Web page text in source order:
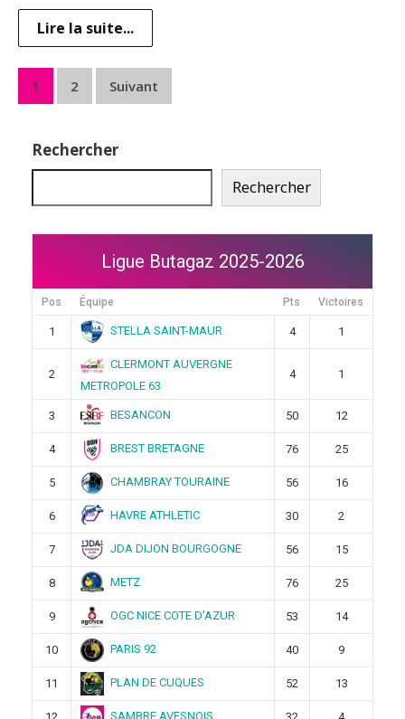
Lire la suite...
Pagination
publications
1 2 Suivant
Rechercher
Rechercher
Ligue Butagaz 2025-2026
Pos Équipe Pts Victoires
1 STELLA SAINT-MAUR 4 1
2
CLERMONT AUVERGNE
METROPOLE 63
4 1
3 BESANCON 50 12
4 BREST BRETAGNE 76 25
5 CHAMBRAY TOURAINE 56 16
6 HAVRE ATHLETIC 30 2
7 JDA DIJON BOURGOGNE 56 15
8 METZ 76 25
9 OGC NICE COTE D’AZUR 53 14
10 PARIS 92 40 9
11 PLAN DE CUQUES 52 13
SAMBRE AVESNOIS